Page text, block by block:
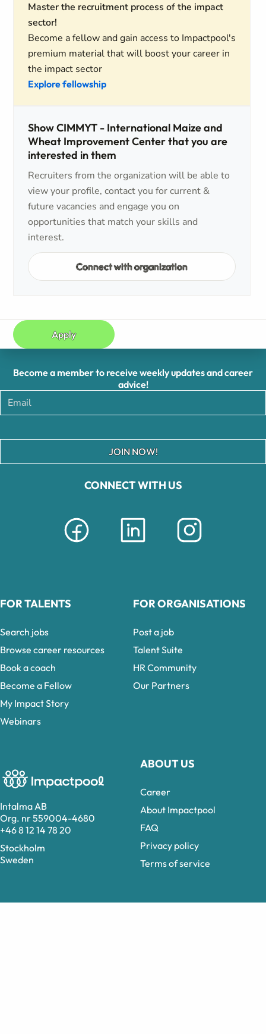
Master the recruitment process of the impact
sector!
Become a fellow and gain access to Impactpool's
premium material that will boost your career in
the impact sector
Explore fellowship
Show CIMMYT - International Maize and
Wheat Improvement Center that you are
interested in them
Recruiters from the organization will be able to
view your profile, contact you for current &
future vacancies and engage you on
opportunities that match your skills and
interest.
Connect with organization
Apply
Intalma AB
Org. nr 559004-4680
+46 8 12 14 78 20
Stockholm
Sweden
CONNECT WITH US
ABOUT US
Career
About Impactpool
FAQ
Privacy policy
Terms of service
Become a member to receive weekly updates and career
advice!
JOIN NOW!
FOR TALENTS
Search jobs
Browse career resources
Book a coach
Become a Fellow
My Impact Story
Webinars
FOR ORGANISATIONS
Post a job
Talent Suite
HR Community
Our Partners